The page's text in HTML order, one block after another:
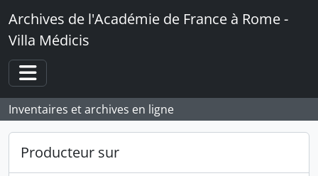
Skip to main content
Archives de l'Académie de France à Rome -
Villa Médicis
Toggle navigation
Inventaires et archives en ligne
Producteur sur